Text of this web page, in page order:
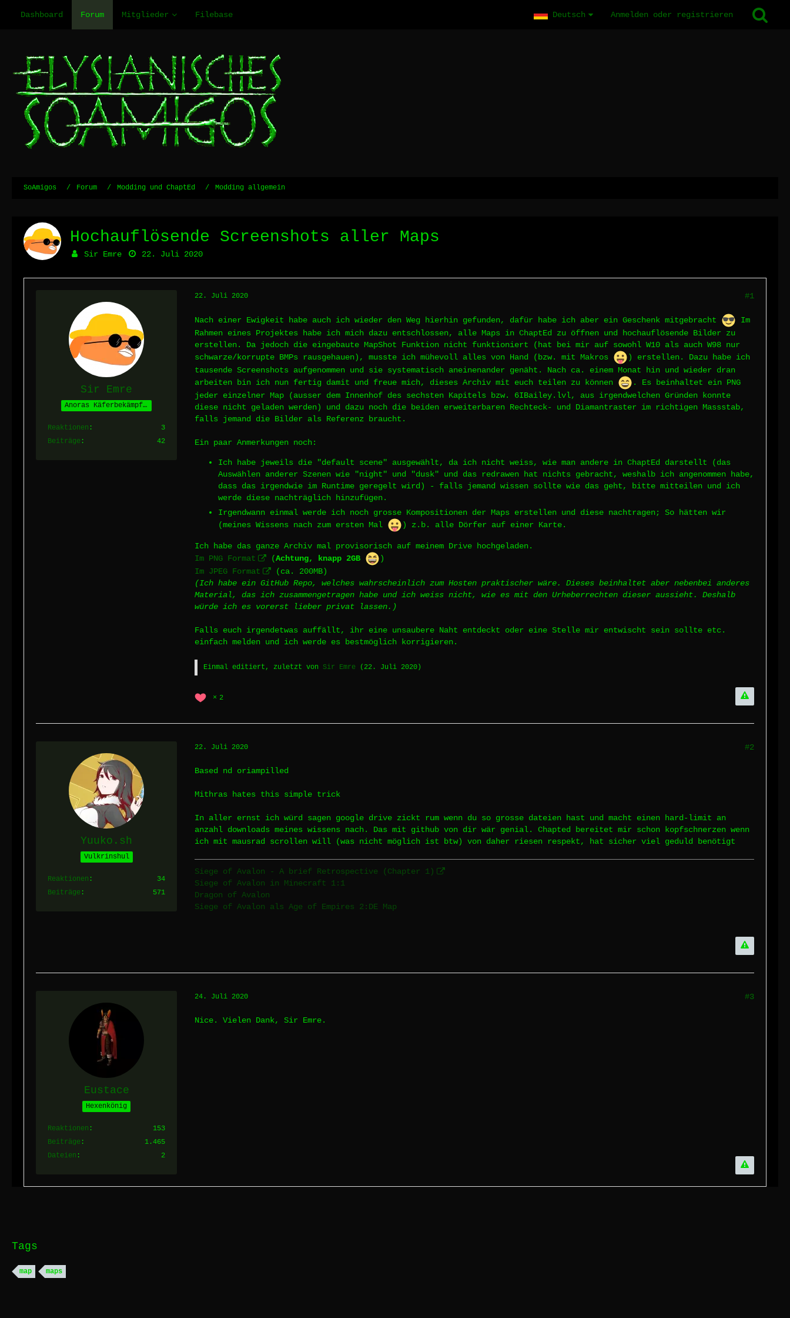
Dashboard Forum Mitglieder Filebase Deutsch Anmelden oder registrieren
SoAmigos Forum Modding und ChaptEd Modding allgemein
Hochauflösende Screenshots aller Maps
Sir Emre 22. Juli 2020
Sir Emre
Anoras Käferbekämpfer
Reaktionen
3
Beiträge
42
22. Juli 2020 #1
Nach einer Ewigkeit habe auch ich wieder den Weg hierhin gefunden, dafür habe ich aber ein Geschenk mitgebracht
Im
Rahmen eines Projektes habe ich mich dazu entschlossen, alle Maps in ChaptEd zu öffnen und hochauflösende Bilder zu
erstellen. Da jedoch die eingebaute MapShot Funktion nicht funktioniert (hat bei mir auf sowohl W10 als auch W98 nur
schwarze/korrupte BMPs rausgehauen), musste ich mühevoll alles von Hand (bzw. mit Makros
) erstellen. Dazu habe ich
tausende Screenshots aufgenommen und sie systematisch aneinenander genäht. Nach ca. einem Monat hin und wieder dran
arbeiten bin ich nun fertig damit und freue mich, dieses Archiv mit euch teilen zu können
. Es beinhaltet ein PNG
jeder einzelner Map (ausser dem Innenhof des sechsten Kapitels bzw. 6IBailey.lvl, aus irgendwelchen Gründen konnte
diese nicht geladen werden) und dazu noch die beiden erweiterbaren Rechteck- und Diamantraster im richtigen Massstab,
falls jemand die Bilder als Referenz braucht.
Ein paar Anmerkungen noch:
Ich habe jeweils die "default scene" ausgewählt, da ich nicht weiss, wie man andere in ChaptEd darstellt (das
Auswählen anderer Szenen wie "night" und "dusk" und das redrawen hat nichts gebracht, weshalb ich angenommen habe,
dass das irgendwie im Runtime geregelt wird) - falls jemand wissen sollte wie das geht, bitte mitteilen und ich
werde diese nachträglich hinzufügen.
Irgendwann einmal werde ich noch grosse Kompositionen der Maps erstellen und diese nachtragen; So hätten wir
(meines Wissens nach zum ersten Mal
) z.b. alle Dörfer auf einer Karte.
Ich habe das ganze Archiv mal provisorisch auf meinem Drive hochgeladen.
Im PNG Format
(Achtung, knapp 2GB
)
Im JPEG Format
(ca. 200MB)
(Ich habe ein GitHub Repo, welches wahrscheinlich zum Hosten praktischer wäre. Dieses beinhaltet aber nebenbei anderes
Material, das ich zusammengetragen habe und ich weiss nicht, wie es mit den Urheberrechten dieser aussieht. Deshalb
würde ich es vorerst lieber privat lassen.)
Falls euch irgendetwas auffällt, ihr eine unsaubere Naht entdeckt oder eine Stelle mir entwischt sein sollte etc.
einfach melden und ich werde es bestmöglich korrigieren.
Einmal editiert, zuletzt von Sir Emre (22. Juli 2020 )
2
Yuuko.sh
Vulkrinshul
Reaktionen
34
Beiträge
571
22. Juli 2020 #2
Based nd oriampilled
Mithras hates this simple trick
In aller ernst ich würd sagen google drive zickt rum wenn du so grosse dateien hast und macht einen hard-limit an
anzahl downloads meines wissens nach. Das mit github von dir wär genial. Chapted bereitet mir schon kopfschnerzen wenn
ich mit mausrad scrollen will (was nicht möglich ist btw) von daher riesen respekt, hat sicher viel geduld benötigt
Siege of Avalon - A brief Retrospective (Chapter 1)
Siege of Avalon in Minecraft 1:1
Dragon of Avalon
Siege of Avalon als Age of Empires 2:DE Map
Eustace
Hexenkönig
Reaktionen
153
Beiträge
1.465
Dateien
2
24. Juli 2020 #3
Nice. Vielen Dank, Sir Emre.
Tags
map maps